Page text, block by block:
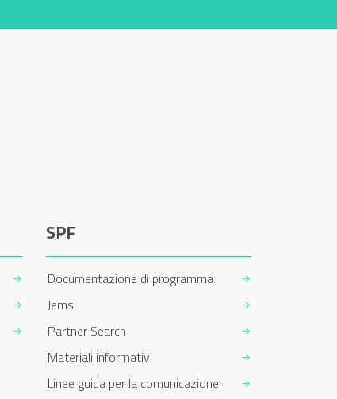
SPF
Documentazione di programma
Jems
Partner Search
Materiali informativi
Linee guida per la comunicazione